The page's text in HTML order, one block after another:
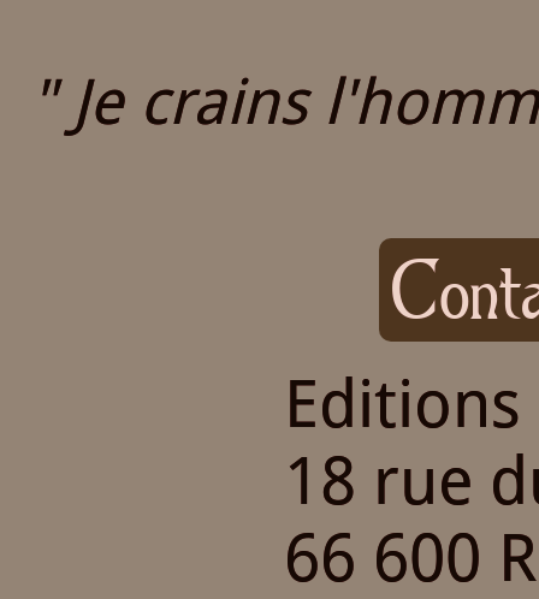
" Je crains
Editions
18 rue
66 600